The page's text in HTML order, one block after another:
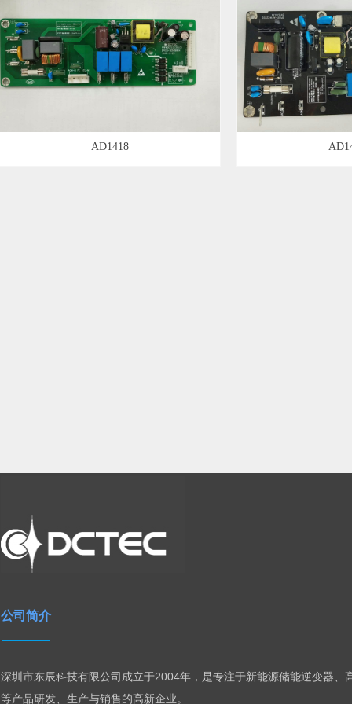
AD1418
公司简介
深圳市东辰科技有限公司成立于2004年，是专注于新能源储能逆变器、
等产品研发、生产与销售的高新企业。